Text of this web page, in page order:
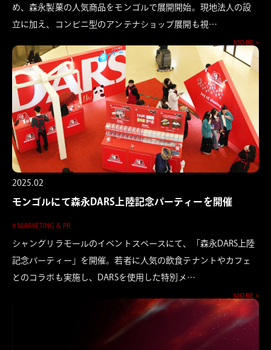
め、森永製菓の人気商品をモンゴルで展開開始。現地法人の設
立に加え、コンビニ型のアンテナショップ展開も視…
MORE >
2025.02
モンゴルにて森永DARS上陸記念パーティーを開催
# MARKETING & PR
シャングリラモールのイベントスペースにて、「森永DARS上陸
記念パーティー」を開催。若者に人気の飲食テナントやカフェ
とのコラボも実施し、DARSを使用した特別メ…
MORE >